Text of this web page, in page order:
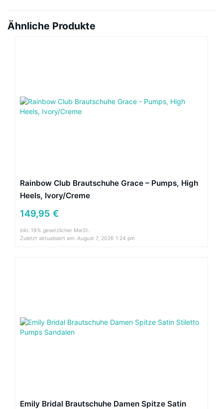
Ähnliche Produkte
Rainbow Club Brautschuhe Grace – Pumps, High
Heels, Ivory/Creme
149,95 €
inkl. 19% gesetzlicher MwSt.
Zuletzt aktualisiert am: August 7, 2026 1:24 pm
Emily Bridal Brautschuhe Damen Spitze Satin